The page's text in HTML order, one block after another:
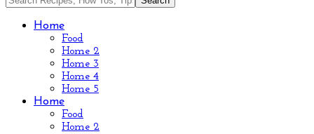
Home
Food
Home 2
Home 3
Home 4
Home 5
Home
Food
Home 2